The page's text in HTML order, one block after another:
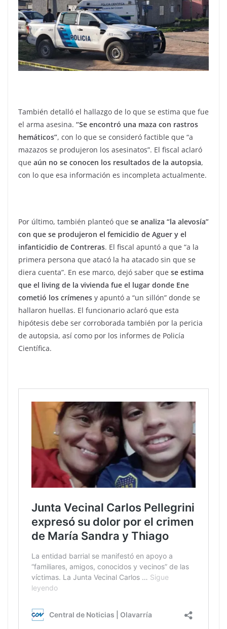
También detalló el hallazgo de lo que se estima que fue
el arma asesina. “Se encontró una maza con rastros
hemáticos”, con lo que se consideró factible que “a
mazazos se produjeron los asesinatos”. El fiscal aclaró
que aún no se conocen los resultados de la autopsia,
con lo que esa información es incompleta actualmente.
Por último, también planteó que se analiza “la alevosía”
con que se produjeron el femicidio de Aguer y el
infanticidio de Contreras. El fiscal apuntó a que “a la
primera persona que atacó la ha atacado sin que se
diera cuenta”. En ese marco, dejó saber que se estima
que el living de la vivienda fue el lugar donde Ene
cometió los crímenes y apuntó a “un sillón” donde se
hallaron huellas. El funcionario aclaró que esta
hipótesis debe ser corroborada también por la pericia
de autopsia, así como por los informes de Policía
Científica.